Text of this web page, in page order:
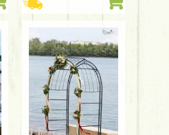
Restaurants